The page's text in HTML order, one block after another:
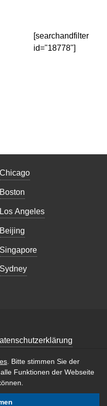
[searchandfilter
id="18778"]
Chicago
Boston
Los Angeles
Beijing
Singapore
Sydney
© 2026 B2B
All Rights
. Bitte stimmen Sie der
Funktionen der Webseite